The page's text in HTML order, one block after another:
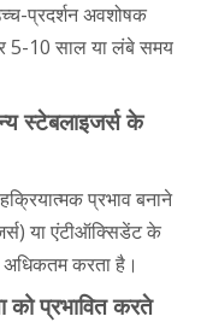
प्रदर्शन अवशोषक
5-10 साल या लंबे समय
स्टेबलाइजर्स के
प्रभाव बनाने
या एंटीऑक्सिडेंट के
अधिकतम करता है।
को प्रभावित करते